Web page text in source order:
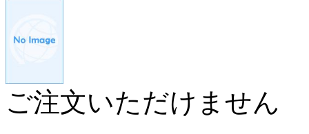
ご注文いただけません